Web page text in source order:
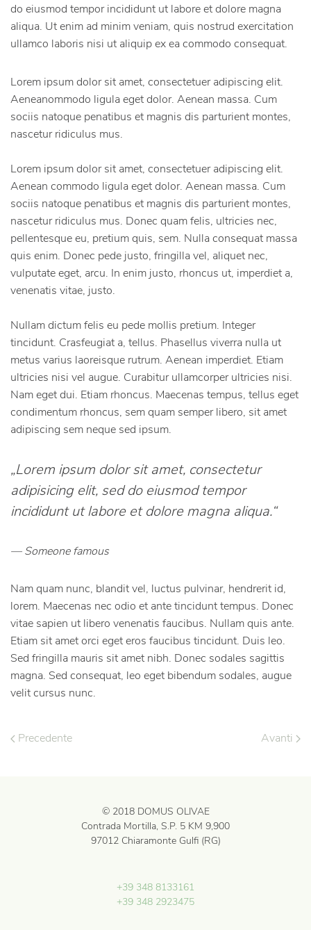
do eiusmod tempor incididunt ut labore et dolore magna
aliqua. Ut enim ad minim veniam, quis nostrud exercitation
ullamco laboris nisi ut aliquip ex ea commodo consequat.
Lorem ipsum dolor sit amet, consectetuer adipiscing elit.
Aeneanommodo ligula eget dolor. Aenean massa. Cum
sociis natoque penatibus et magnis dis parturient montes,
nascetur ridiculus mus.
Lorem ipsum dolor sit amet, consectetuer adipiscing elit.
Aenean commodo ligula eget dolor. Aenean massa. Cum
sociis natoque penatibus et magnis dis parturient montes,
nascetur ridiculus mus. Donec quam felis, ultricies nec,
pellentesque eu, pretium quis, sem. Nulla consequat massa
quis enim. Donec pede justo, fringilla vel, aliquet nec,
vulputate eget, arcu. In enim justo, rhoncus ut, imperdiet a,
venenatis vitae, justo.
Nullam dictum felis eu pede mollis pretium. Integer
tincidunt. Crasfeugiat a, tellus. Phasellus viverra nulla ut
metus varius laoreisque rutrum. Aenean imperdiet. Etiam
ultricies nisi vel augue. Curabitur ullamcorper ultricies nisi.
Nam eget dui. Etiam rhoncus. Maecenas tempus, tellus eget
condimentum rhoncus, sem quam semper libero, sit amet
adipiscing sem neque sed ipsum.
„Lorem ipsum dolor sit amet, consectetur
adipisicing elit, sed do eiusmod tempor
incididunt ut labore et dolore magna aliqua.“
Someone famous
Nam quam nunc, blandit vel, luctus pulvinar, hendrerit id,
lorem. Maecenas nec odio et ante tincidunt tempus. Donec
vitae sapien ut libero venenatis faucibus. Nullam quis ante.
Etiam sit amet orci eget eros faucibus tincidunt. Duis leo.
Sed fringilla mauris sit amet nibh. Donec sodales sagittis
magna. Sed consequat, leo eget bibendum sodales, augue
velit cursus nunc.
Precedente Avanti
© 2018 DOMUS OLIVAE
Contrada Mortilla, S.P. 5 KM 9,900
97012 Chiaramonte Gulfi (RG)
+39 348 8133161
+39 348 2923475